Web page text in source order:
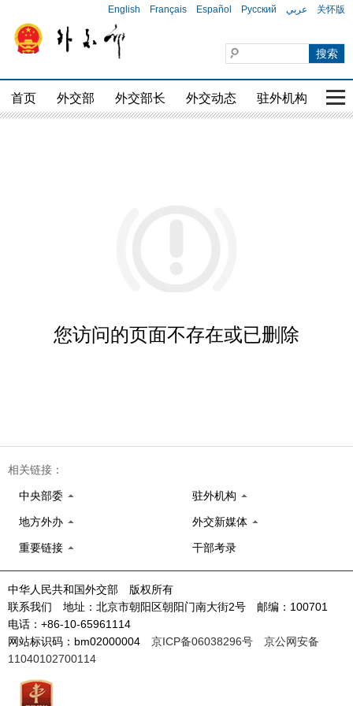
English Français Español Русский عربي 关怀版
首页 外交部 外交部长 外交动态 驻外机构 国
您访问的页面不存在或已删除
相关链接：
中央部委 驻外机构
地方外办 外交新媒体
重要链接 干部考录
中华人民共和国外交部 版权所有
联系我们 地址：北京市朝阳区朝阳门南大街2号 邮编：100701
电话：+86-10-65961114
网站标识码：bm02000004 京ICP备06038296号
京公网安备
11040102700114